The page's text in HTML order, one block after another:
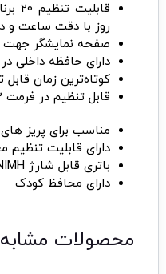
روز با دقت ساعت و
صفحه نمایشگر
دارای حافظه داخلی
کوتاه‌ترین زمان قابل
قابل تنظیم در فرمت 12 و 24 ساعتی
مناسب برای پریز های
دارای قابلیت
باتری قابل شارژ NIMH
دارای محافظ کودک
محصولات مشابه